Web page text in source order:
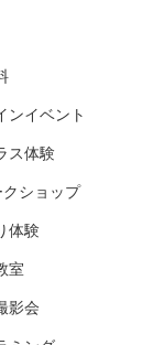
ンイベント
ス体験
クショップ
体験
室
影会